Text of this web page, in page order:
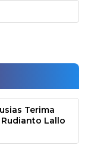
Terima
Lallo